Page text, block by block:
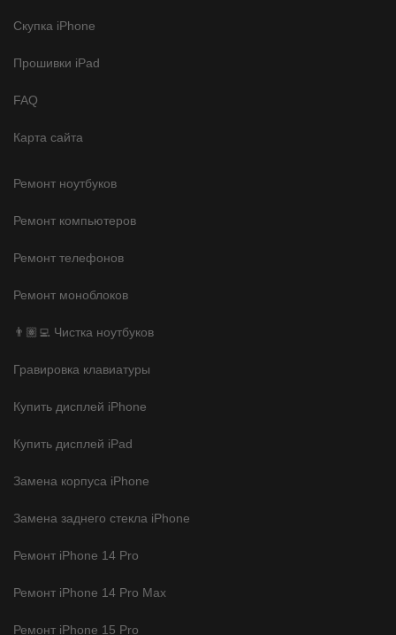
Скупка iPhone
Прошивки iPad
FAQ
Карта сайта
Ремонт ноутбуков
Ремонт компьютеров
Ремонт телефонов
Ремонт моноблоков
👨🏽‍💻 Чистка ноутбуков
Гравировка клавиатуры
Купить дисплей iPhone
Купить дисплей iPad
Замена корпуса iPhone
Замена заднего стекла iPhone
Ремонт iPhone 14 Pro
Ремонт iPhone 14 Pro Max
Ремонт iPhone 15 Pro